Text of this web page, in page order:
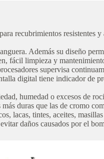
recubrimientos
Además su diseño
fácil limpieza y
supervisa
digital tiene indicador de
humedad o excesos de
duras que las de cromo
lacas, tintes, aceites,
daños causados por el